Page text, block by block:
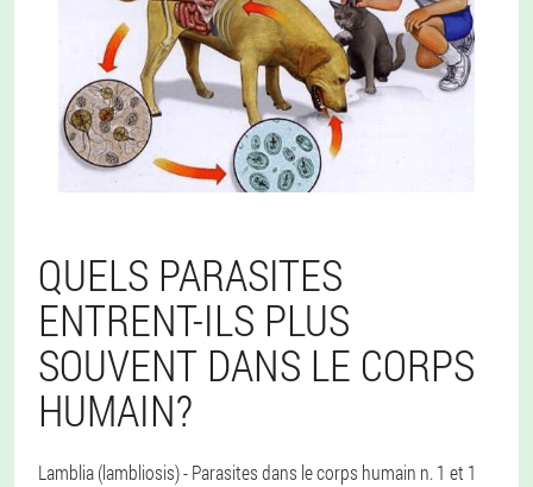
QUELS PARASITES
ENTRENT-ILS PLUS
SOUVENT DANS LE CORPS
HUMAIN?
Lamblia (lambliosis)- Parasites dans le corps humain n. 1 et 1